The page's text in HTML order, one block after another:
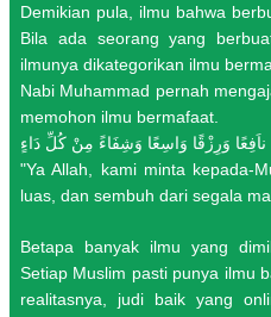
Demikian pula, ilmu bahwa
Bila ada seorang yang
ilmunya dikategorikan ilmu
Nabi Muhammad pernah
memohon ilmu bermafaat.
ناَفِعًا وَرِزْقًا وَاسِعًا وَشِفَاءً مِنْ كُلِّ دَاءٍ
"Ya Allah, kami minta kepada-
luas, dan sembuh dari segala
Betapa banyak ilmu yang
Setiap Muslim pasti punya ilmu
realitasnya, judi baik yang